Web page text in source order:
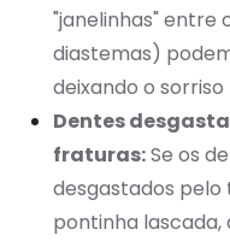
"janelinhas" entre
diastemas)
deixando o
Dentes
fraturas:Se os
desgastados
pontinha